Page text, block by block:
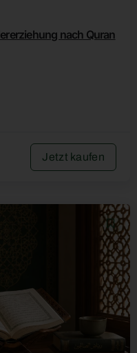
nach Quran
Jetzt kaufen